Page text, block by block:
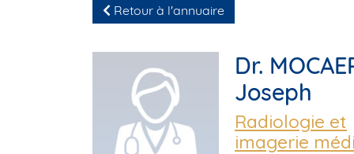
Retour à l'annuaire
Dr.
Joseph
Radiologie et
imagerie